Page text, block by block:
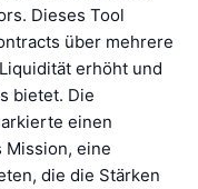
Dieses Tool
über mehrere
erhöht und
bietet. Die
einen
Mission, eine
die die Stärken